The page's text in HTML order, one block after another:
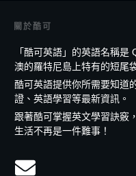
關於酷可
「酷可英語」的英語名稱
澳的羅特尼島上特有的短尾
酷可英語提供你所需要知道
證、英語學習等最新資訊。
跟著酷可掌握英文學習訣竅
生活不再是一件難事！